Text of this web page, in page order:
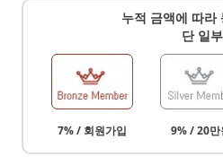
누적 금액에 따라
단 일
7% / 회원가입 9% / 20만